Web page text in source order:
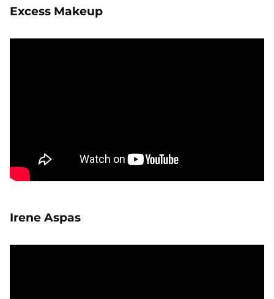
Excess Makeup
Irene Aspas